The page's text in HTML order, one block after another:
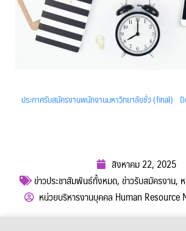
ประกาศรับสมัครงานพนักงานมหาวิทยาลัยชั่ว (final)
สิงหาคม 22, 2025
ข่าวประชาสัมพันธ์ทั้งหมด,ข่าวรับสมัครงาน,
หน่วยบริหารงานบุคคล Human Resource